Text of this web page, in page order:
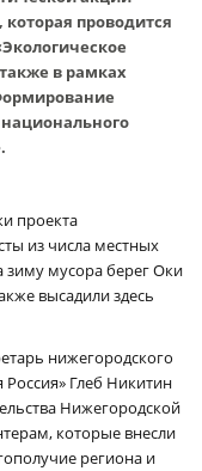
проводится
в рамках
проекта
из числа местных
зиму мусора берег Оки
высадили здесь
нижегородского
Россия» Глеб Никитин
Нижегородской
которые внесли
региона и